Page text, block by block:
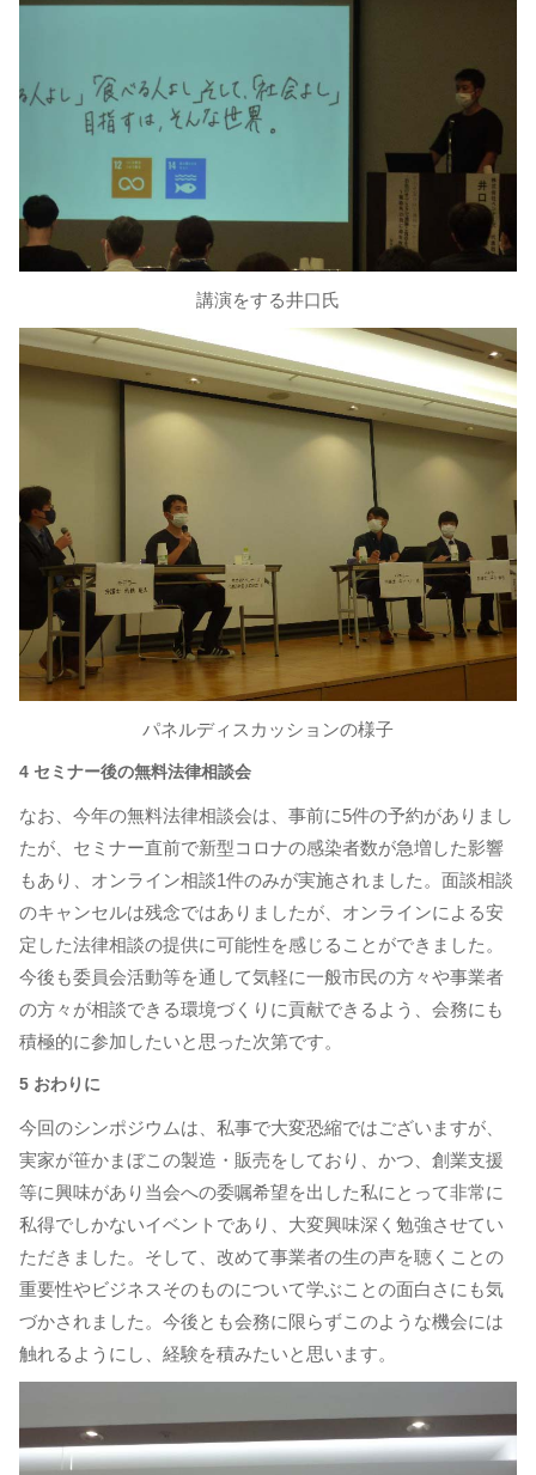
講演をする井口氏
パネルディスカッションの様子
4 セミナー後の無料法律相談会
なお、今年の無料法律相談会は、事前に5件の予約がありまし
たが、セミナー直前で新型コロナの感染者数が急増した影響
もあり、オンライン相談1件のみが実施されました。面談相談
のキャンセルは残念ではありましたが、オンラインによる安
定した法律相談の提供に可能性を感じることができました。
今後も委員会活動等を通して気軽に一般市民の方々や事業者
の方々が相談できる環境づくりに貢献できるよう、会務にも
積極的に参加したいと思った次第です。
5 おわりに
今回のシンポジウムは、私事で大変恐縮ではございますが、
実家が笹かまぼこの製造・販売をしており、かつ、創業支援
等に興味があり当会への委嘱希望を出した私にとって非常に
私得でしかないイベントであり、大変興味深く勉強させてい
ただきました。そして、改めて事業者の生の声を聴くことの
重要性やビジネスそのものについて学ぶことの面白さにも気
づかされました。今後とも会務に限らずこのような機会には
触れるようにし、経験を積みたいと思います。